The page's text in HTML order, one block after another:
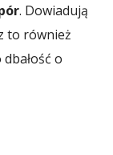
. Dowiadują
to również
o